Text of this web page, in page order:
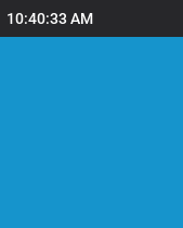
10:40:34 AM